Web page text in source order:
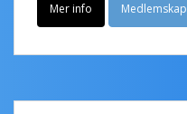
Mer info Medlemskap